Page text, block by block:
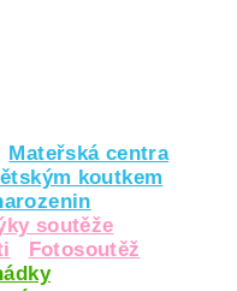
Mateřská centra
koutkem
soutěže
Fotosoutěž